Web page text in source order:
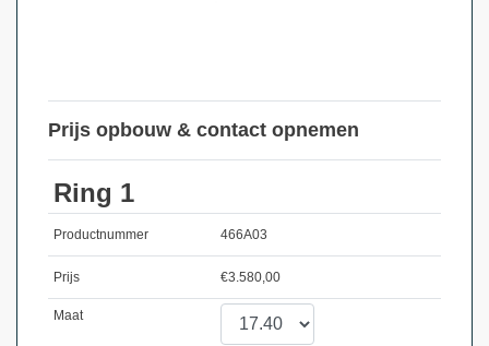
Prijs opbouw & contact opnemen
Ring 1
Productnummer 466A03
Prijs €3.580,00
Maat